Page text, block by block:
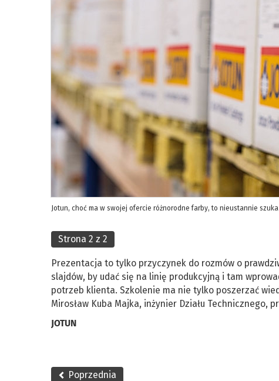
Jotun, choć ma w swojej ofercie różnorodne farby, to nieustannie
Strona 2 z 2
Prezentacja to tylko przyczynek do rozmów o
slajdów, by udać się na linię produkcyjną i tam
potrzeb klienta. Szkolenie ma nie tylko poszerzać
Mirosław Kuba Majka, inżynier Działu Technicznego,
JOTUN
Poprzednia